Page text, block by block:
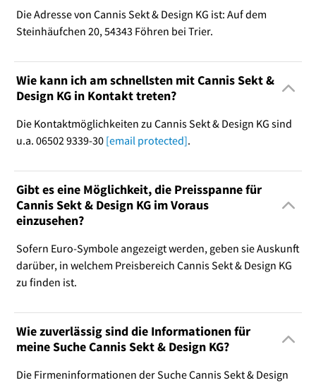
Die Adresse von Cannis Sekt & Design KG ist: Auf dem
Steinhäufchen 20, 54343 Föhren bei Trier.
Wie kann ich am schnellsten mit Cannis Sekt &
Design KG in Kontakt treten?
Die Kontaktmöglichkeiten zu Cannis Sekt & Design KG sind
u.a. 06502 9339-30 [email protected].
Gibt es eine Möglichkeit, die Preisspanne für
Cannis Sekt & Design KG im Voraus
einzusehen?
Sofern Euro-Symbole angezeigt werden, geben sie Auskunft
darüber, in welchem Preisbereich Cannis Sekt & Design KG
zu finden ist.
Wie zuverlässig sind die Informationen für
meine Suche Cannis Sekt & Design KG?
Die Firmeninformationen der Suche Cannis Sekt & Design